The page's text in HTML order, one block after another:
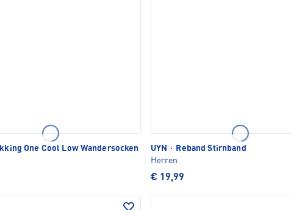
One Cool Low Wandersocken
UYN ·
Reband Stirnband
Herren
€ 19,99